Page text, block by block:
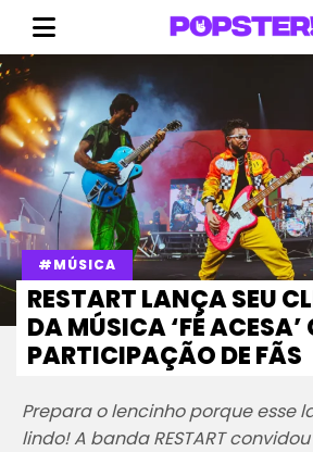
#MÚSICA
RESTART LANÇA SEU
DA MÚSICA ‘FÉ ACESA’
PARTICIPAÇÃO DE FÃS
Prepara o lencinho porque esse
lindo! A banda RESTART